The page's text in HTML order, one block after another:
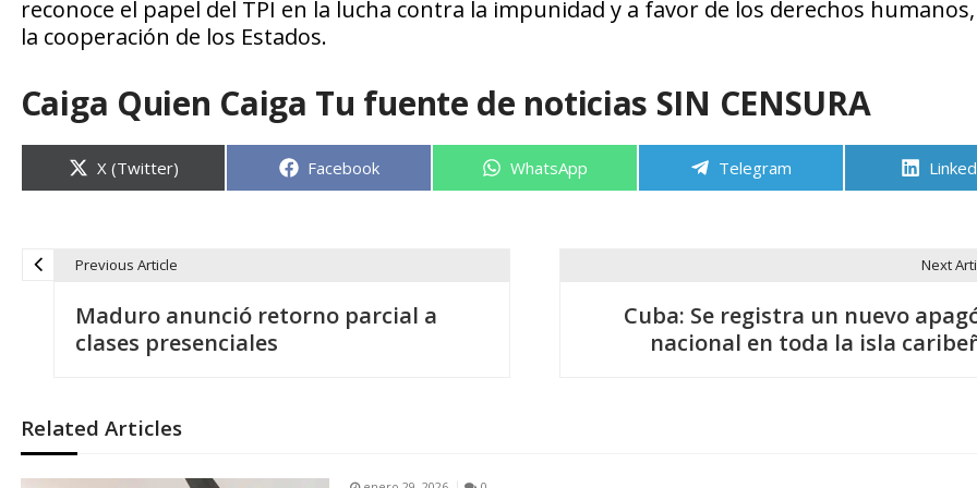
reconoce el papel del TPI en la lucha contra la impunidad y a favor de los derechos
la cooperación de los Estados.
Caiga Quien Caiga Tu fuente de noticias SIN CENSURA
Compartir
en
X (Twitter) Compartir
Facebook Compartir
WhatsApp Compartir
Telegram
e
Previous Article
Maduro anunció retorno parcial a
clases presenciales
Next
Cuba: Se registra un nuevo
nacional en toda la isla
Related Articles